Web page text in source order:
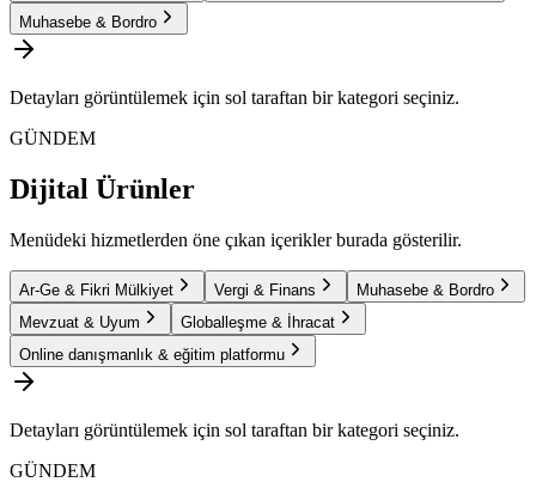
Muhasebe & Bordro
Detayları görüntülemek için sol taraftan bir kategori seçiniz.
GÜNDEM
Dijital Ürünler
Menüdeki hizmetlerden öne çıkan içerikler burada gösterilir.
Ar-Ge & Fikri Mülkiyet Vergi & Finans
Muhasebe & Bordro
Mevzuat & Uyum
Globalleşme & İhracat
Online danışmanlık & eğitim platformu
Detayları görüntülemek için sol taraftan bir kategori seçiniz.
GÜNDEM